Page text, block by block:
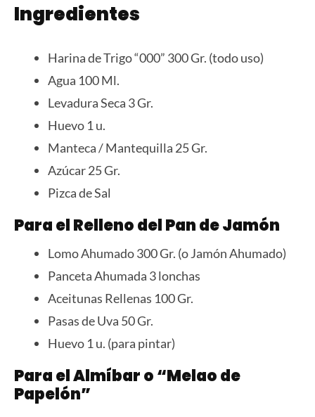
Ingredientes
Harina de Trigo “000” 300 Gr. (todo uso)
Agua 100 Ml.
Levadura Seca 3 Gr.
Huevo 1 u.
Manteca / Mantequilla 25 Gr.
Azúcar 25 Gr.
Pizca de Sal
Para el Relleno del Pan de Jamón
Lomo Ahumado 300 Gr. (o Jamón Ahumado)
Panceta Ahumada 3 lonchas
Aceitunas Rellenas 100 Gr.
Pasas de Uva 50 Gr.
Huevo 1 u. (para pintar)
Para el Almíbar o “Melao de
Papelón”